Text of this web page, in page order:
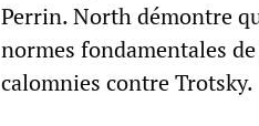
Perrin. North démontre
normes fondamentales
calomnies contre Trotsky.